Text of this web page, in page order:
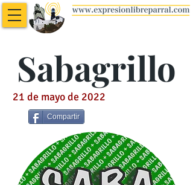
Sabagrillo
21 de mayo de 2022
Compartir